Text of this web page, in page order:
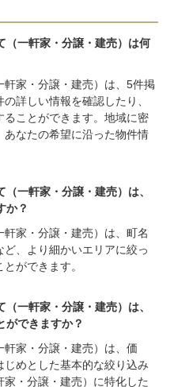
（一軒家・分譲・建売）は何
軒家・分譲・建売）は、5件掲
詳しい情報を確認したり、
ことができます。地域に密
なたの希望に沿った物件情
一軒家・分譲・建売）は、
か？
軒家・分譲・建売）は、町名
、より細かいエリアに絞っ
ができます。
一軒家・分譲・建売）は、
ができますか？
軒家・分譲・建売）は、価
めとした基本的な絞り込み
・分譲・建売）に特化した